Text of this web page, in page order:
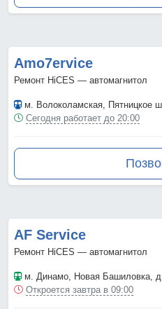
Amo7ervice
Ремонт HiCES — автомагнитол
м. Волоколамская, Пятницкое
Сегодня работает до 20:00
AF Service
Ремонт HiCES — автомагнитол
м. Динамо, Новая Башиловка,
Откроется завтра в 09:00